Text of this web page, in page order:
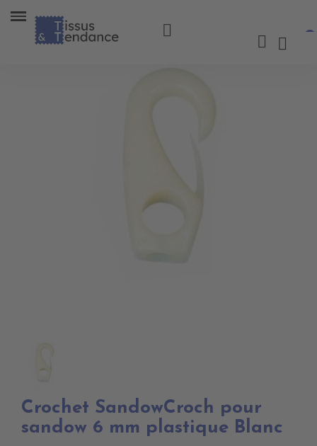
Crochet SandowCroch pour
sandow 6 mm plastique Blanc